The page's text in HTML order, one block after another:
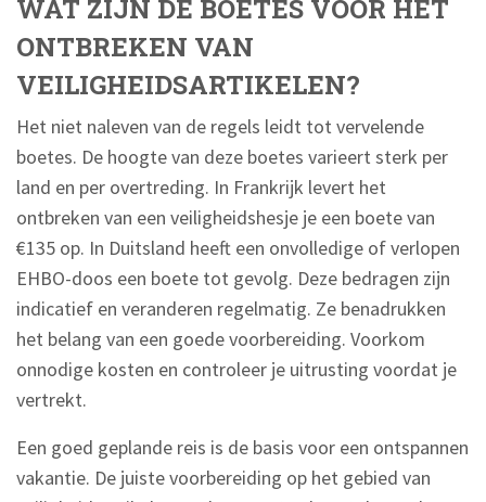
WAT ZIJN DE BOETES VOOR HET
ONTBREKEN VAN
VEILIGHEIDSARTIKELEN?
Het niet naleven van de regels leidt tot vervelende
boetes. De hoogte van deze boetes varieert sterk per
land en per overtreding. In Frankrijk levert het
ontbreken van een veiligheidshesje je een boete van
€135 op. In Duitsland heeft een onvolledige of verlopen
EHBO-doos een boete tot gevolg. Deze bedragen zijn
indicatief en veranderen regelmatig. Ze benadrukken
het belang van een goede voorbereiding. Voorkom
onnodige kosten en controleer je uitrusting voordat je
vertrekt.
Een goed geplande reis is de basis voor een ontspannen
vakantie. De juiste voorbereiding op het gebied van